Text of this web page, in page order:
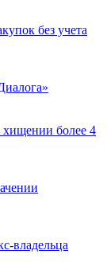
без учета
хищении более 4
владельца